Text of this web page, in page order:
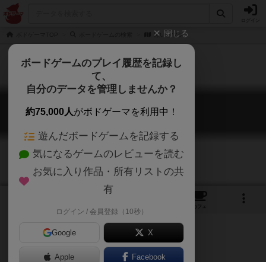
黒いヒツジ
黒いヒツジ
Black Sheep
カフェ
閉じる
ボードゲームのプレイ履歴を記録し
て、
自分のデータを管理しませんか？
約75,000人がボドゲーマを利用中！
遊んだボードゲームを記録する
気になるゲームのレビューを読む
お気に入り作品・所有リストの共
有
ログイン / 会員登録（10秒）
Google X
Apple Facebook